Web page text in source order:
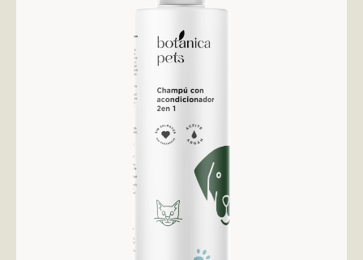
AÑADIR AL CARRITO